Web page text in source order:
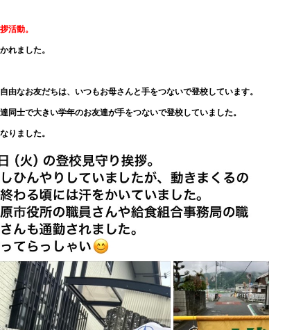
活動。
れました。
由なお友だちは、いつもお母さんと手をつないで登校しています。
同士で大きい学年のお友達が手をつないで登校していました。
りました。